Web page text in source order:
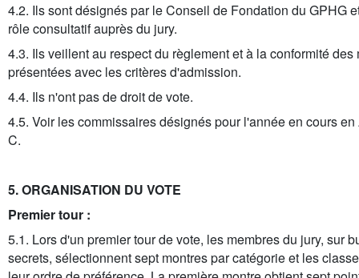
4.2. Ils sont désignés par le Conseil de Fondation du GPHG
rôle consultatif auprès du jury.
4.3. Ils veillent au respect du règlement et à la conformité des
présentées avec les critères d'admission.
4.4. Ils n'ont pas de droit de vote.
4.5. Voir les commissaires désignés pour l'année en cours en
C.
5. ORGANISATION DU VOTE
Premier tour :
5.1. Lors d'un premier tour de vote, les membres du jury, sur
secrets, sélectionnent sept montres par catégorie et les